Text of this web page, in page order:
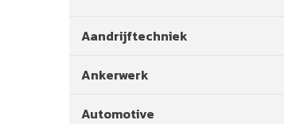
Aandrijftechniek
Ankerwerk
Automotive